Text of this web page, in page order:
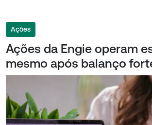
Ações
Ações da Engie operam
mesmo após balanço